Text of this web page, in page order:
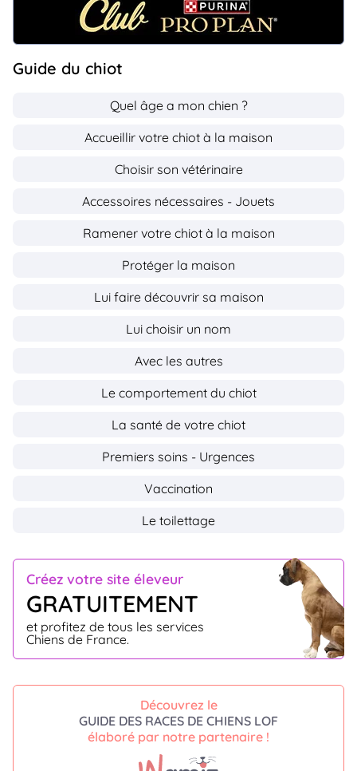
Créez votre site éleveur
GRATUITEMENT
et profitez de tous les services
Chiens de France.
Découvrez le
GUIDE DES RACES DE CHIENS LOF
élaboré par notre partenaire !
Guide du chiot
Quel âge a mon chien ?
Accueillir votre chiot à la maison
Choisir son vétérinaire
Accessoires nécessaires - Jouets
Ramener votre chiot à la maison
Protéger la maison
Lui faire découvrir sa maison
Lui choisir un nom
Avec les autres
Le comportement du chiot
La santé de votre chiot
Premiers soins - Urgences
Vaccination
Le toilettage